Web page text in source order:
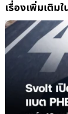
เรื่องเพิ่มเติม